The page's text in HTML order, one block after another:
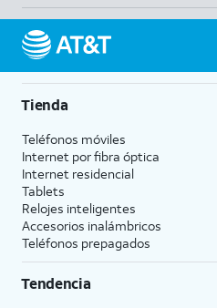
Tienda
Teléfonos móviles
Internet por fibra óptica
Internet residencial
Tablets
Relojes inteligentes
Accesorios inalámbricos
Teléfonos prepagados
Tendencia